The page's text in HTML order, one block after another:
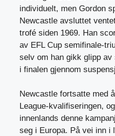
individuelt, men Gordon
Newcastle avsluttet
trofé siden 1969. Han
av EFL Cup semifinale-
selv om han gikk glipp
i finalen gjennom
Newcastle fortsatte med
League-kvalifiseringen,
innenlands denne
seg i Europa. På vei inn i